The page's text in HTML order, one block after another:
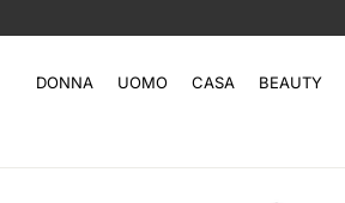
DONNA UOMO CASA BEAUTY